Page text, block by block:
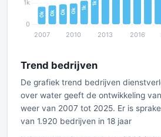
Trend bedrijven
De grafiek trend bedrijven
over water geeft de ontwikkeling
weer van 2007 tot 2025. Er is
van 1.920 bedrijven in 18 jaar